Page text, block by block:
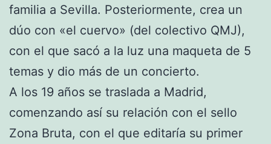
familia a Sevilla. Posteriormente, crea un
dúo con «el cuervo» (del colectivo QMJ),
con el que sacó a la luz una maqueta de 5
temas y dio más de un concierto.
A los 19 años se traslada a Madrid,
comenzando así su relación con el sello
Zona Bruta, con el que editaría su primer